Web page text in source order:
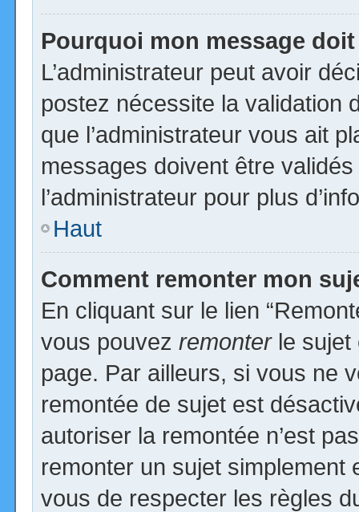
Pourquoi mon message
L’administrateur peut avoir
postez nécessite la validation
que l’administrateur vous ait
messages doivent être
l’administrateur pour plus
Haut
Comment remonter mon
En cliquant sur le lien
vous pouvez remonterle sujet
page. Par ailleurs, si vous ne
remontée de sujet est
autoriser la remontée n’est
remonter un sujet
vous de respecter les règles